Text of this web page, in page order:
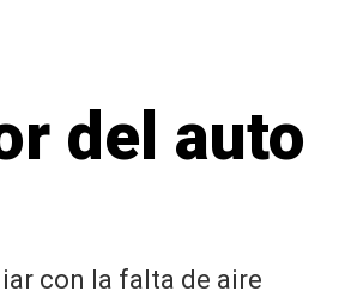
del auto
con la falta de aire